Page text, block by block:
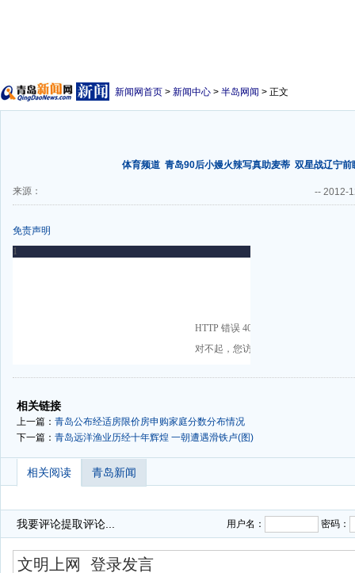
新闻网首页 > 新闻中心 > 半岛网闻 > 正文
体育频道 青岛90后小嫚火辣写真助麦蒂 双星战辽宁前
来源： -- 2012-
免责声明
-
相关链接
上一篇： 青岛公布经适房限价房申购家庭分数分布情况
下一篇： 青岛远洋渔业历经十年辉煌 一朝遭遇滑铁卢(图)
相关阅读 青岛新闻
我要评论提取评论... 用户名： 密码：